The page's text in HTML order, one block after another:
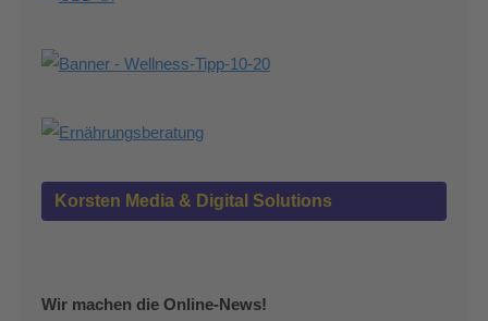
Korsten Media & Digital Solutions
Wir machen die Online-News!